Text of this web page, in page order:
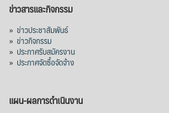
ข่าวสารและกิจกรรม
» ข่าวประชาสัมพันธ์
» ข่าวกิจกรรม
» ประกาศรับสมัครงาน
» ประกาศจัดซื้อจัดจ้าง
แผน-ผลการดำเนินงาน